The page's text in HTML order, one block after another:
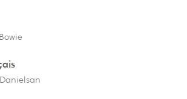
Bowie
Danielsan